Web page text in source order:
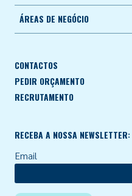
ÁREAS DE NEGÓCIO
CONTACTOS
PEDIR ORÇAMENTO
RECRUTAMENTO
RECEBA A NOSSA NEWSLETTER:
Email